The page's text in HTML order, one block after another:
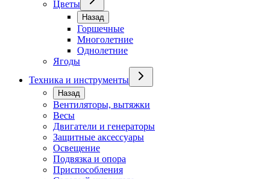
Цветы
Назад
Горшечные
Многолетние
Однолетние
Ягоды
Техника и инструменты
Назад
Вентиляторы, вытяжки
Весы
Двигатели и генераторы
Защитные аксессуары
Освещение
Подвязка и опора
Приспособления